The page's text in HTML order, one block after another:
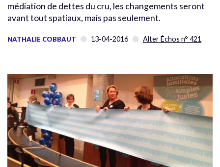
médiation de dettes du cru, les changements seront
avant tout spatiaux, mais pas seulement.
NATHALIE COBBAUT 13-04-2016 Alter Échos n° 421